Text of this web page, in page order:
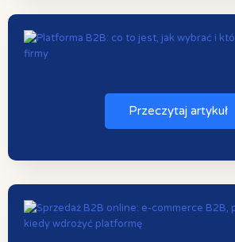
Przeczytaj artykuł